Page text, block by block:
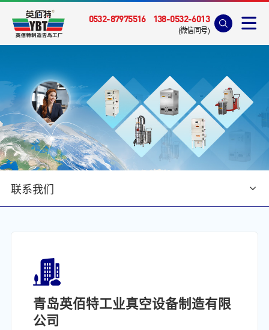
0532-87975516 138-0532-6013
(微信同号)
联系我们
联系我们
青岛英佰特工业真空设备制造有限
公司